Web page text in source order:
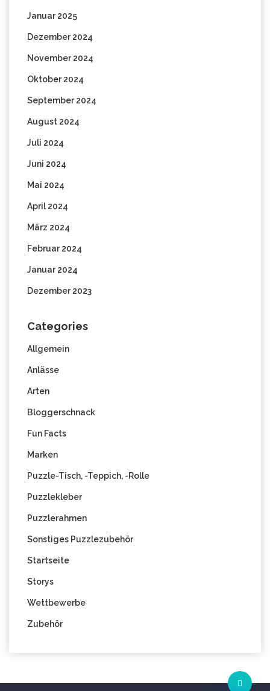
Januar 2025
Dezember 2024
November 2024
Oktober 2024
September 2024
August 2024
Juli 2024
Juni 2024
Mai 2024
April 2024
März 2024
Februar 2024
Januar 2024
Dezember 2023
Categories
Allgemein
Anlässe
Arten
Bloggerschnack
Fun Facts
Marken
Puzzle-Tisch, -Teppich, -Rolle
Puzzlekleber
Puzzlerahmen
Sonstiges Puzzlezubehör
Startseite
Storys
Wettbewerbe
Zubehör